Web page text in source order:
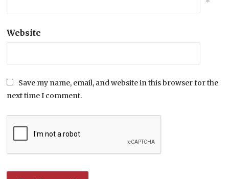
*
Website
Save my name, email, and website in this browser for the
next time I comment.